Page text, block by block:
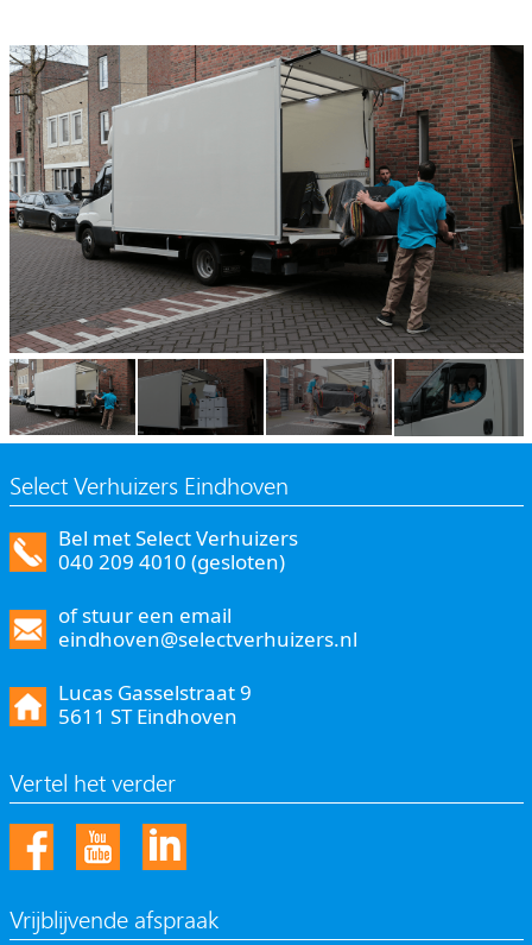
Select Verhuizers Eindhoven
Bel met Select Verhuizers
040 209 4010 (gesloten)
of stuur een email
eindhoven@selectverhuizers.nl
Lucas Gasselstraat 9
5611 ST Eindhoven
Vertel het verder
Vrijblijvende afspraak